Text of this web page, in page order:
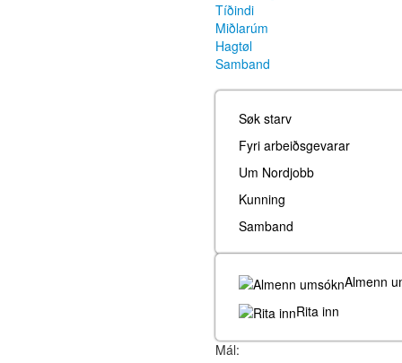
Tíðindi
Miðlarúm
Hagtøl
Samband
Søk starv
Fyri arbeiðsgevarar
Um Nordjobb
Kunning
Samband
Almenn
Rita inn
Mál: